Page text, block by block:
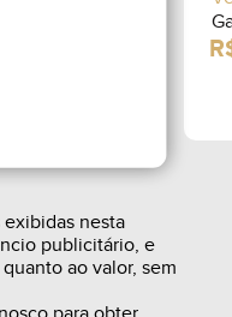
nesta
publicitário, e
ao valor, sem